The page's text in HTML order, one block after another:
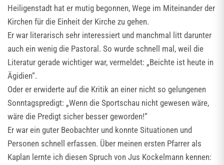
Heiligenstadt hat er mutig begonnen, Wege im Miteinander der
Kirchen für die Einheit der Kirche zu gehen.
Er war literarisch sehr interessiert und manchmal litt darunter
auch ein wenig die Pastoral. So wurde schnell mal, weil die
Literatur gerade wichtiger war, vermeldet: „Beichte ist heute in
Ägidien“.
Oder er erwiderte auf die Kritik an einer nicht so gelungenen
Sonntagspredigt: „Wenn die Sportschau nicht gewesen wäre,
wäre die Predigt sicher besser geworden!“
Er war ein guter Beobachter und konnte Situationen und
Personen schnell erfassen. Über meinen ersten Pfarrer als
Kaplan lernte ich diesen Spruch von Jus Kockelmann kennen: